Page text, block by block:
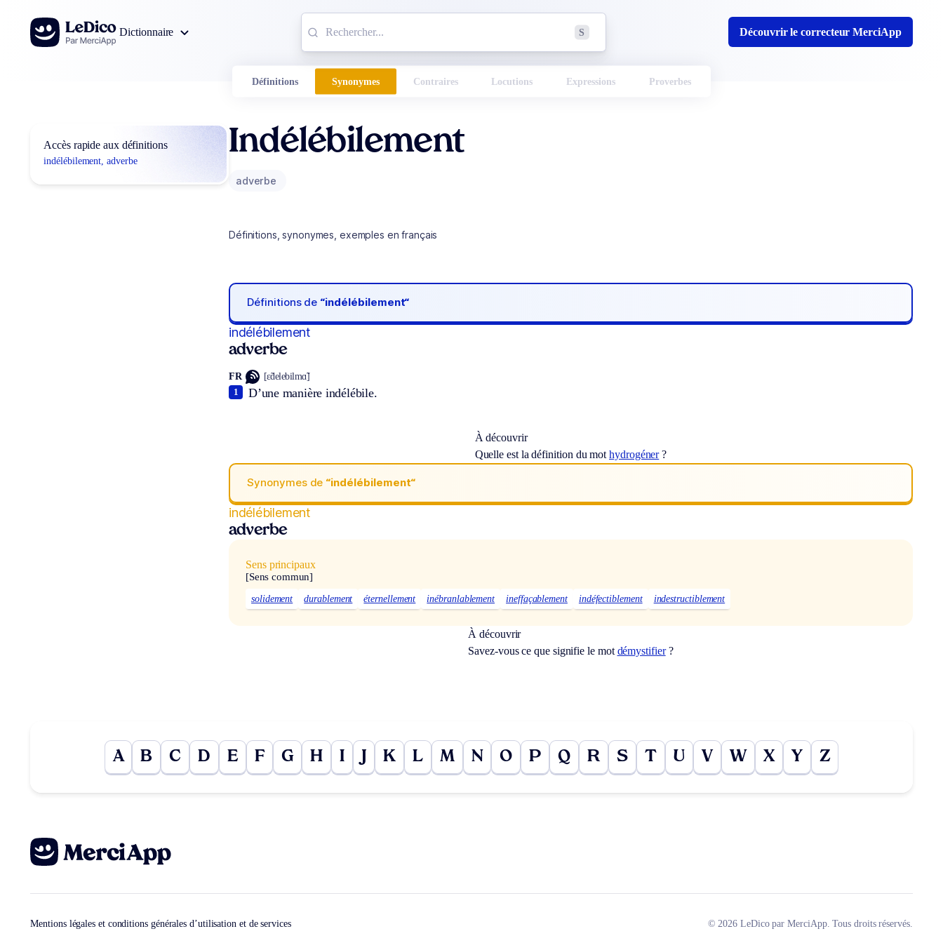
Aller au contenu
Dictionnaire
S Découvrir le correcteur MerciApp
Définitions Synonymes Contraires Locutions Expressions Proverbes
Accès rapide aux définitions
indélébilement, adverbe
Indélébilement
adverbe
Définitions, synonymes, exemples en français
Définitions de “indélébilement“
indélébilement
adverbe
FR [ɛ̃delebilmɑ̃]
D’une manière indélébile.
1
À découvrir
Quelle est la définition du mothydrogéner?
Synonymes de “indélébilement“
indélébilement
adverbe
Sens principaux
[Sens commun]
solidement durablement éternellement inébranlablement ineffaçablement indéfectiblement indestructiblement
À découvrir
Savez-vous ce que signifie le mot démystifier?
A B C D E F G H I J K L M N O P Q R S T U V W X Y Z
Mentions légales et conditions générales d’utilisation et de services © 2026 LeDico par MerciApp. Tous droits réservés.